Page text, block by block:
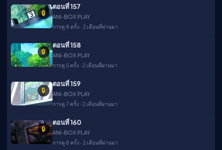
🔒
ตอนที่ 157
ANI-BOX PLAY
การดู 8 ครั้ง · 2 เดือนที่ผ่านมา
🔒
ตอนที่ 158
ANI-BOX PLAY
การดู 5 ครั้ง · 2 เดือนที่ผ่านมา
🔒
ตอนที่ 159
ANI-BOX PLAY
การดู 7 ครั้ง · 2 เดือนที่ผ่านมา
🔒
ตอนที่ 160
ANI-BOX PLAY
การดู 8 ครั้ง · 2 เดือนที่ผ่านมา